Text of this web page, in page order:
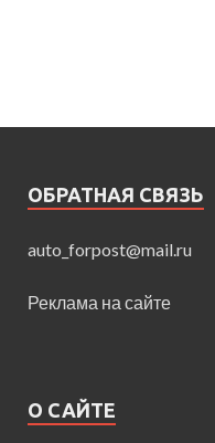
ОБРАТНАЯ СВЯЗЬ
auto_forpost@mail.ru
Реклама на сайте
О САЙТЕ